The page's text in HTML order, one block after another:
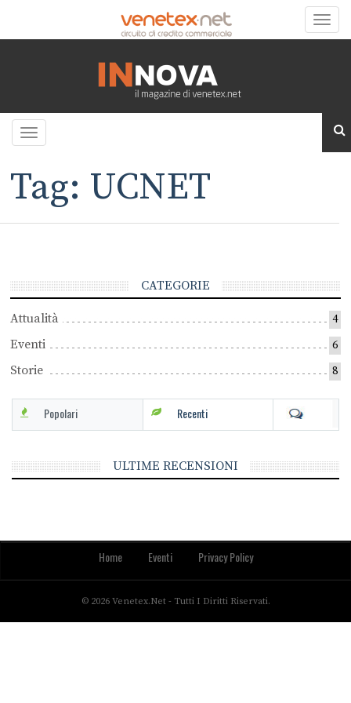
Toggle
Toggle
Tag: UCNET
CATEGORIE
Attualità 4
Eventi 6
Storie 8
Popolari Recenti
ULTIME RECENSIONI
Home Eventi Privacy Policy
© 2026 Venetex.net - Tutti I Diritti Riservati.